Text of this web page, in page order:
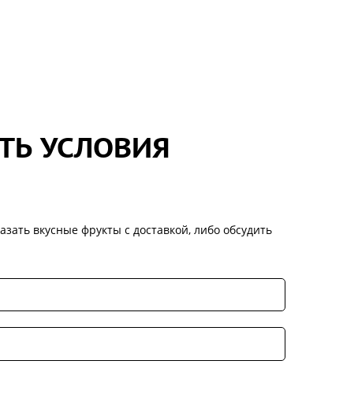
УСЛОВИЯ
вкусные фрукты с доставкой, либо обсудить